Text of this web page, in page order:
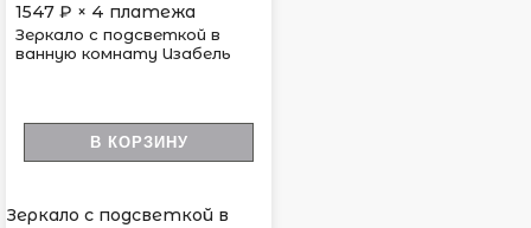
1547 ₽ × 4 платежа
Зеркало с подсветкой в
ванную комнату Изабель
В КОРЗИНУ
Зеркало с подсветкой в